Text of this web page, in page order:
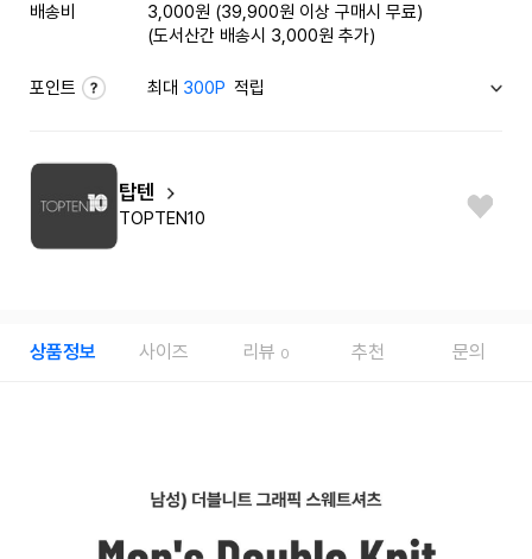
배송비
3,000원 (39,900원 이상 구매시 무료)
(도서산간 배송시 3,000원 추가)
포인트 최대 300P 적립
탑텐
TOPTEN10
상품정보 사이즈 리뷰 0 추천 문의